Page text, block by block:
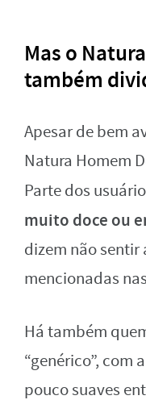
Mas o
também
Apesar de bem
Natura Homem
Parte dos
muito doce ou
dizem não
mencionadas
Há também
“genérico”, com
pouco suaves